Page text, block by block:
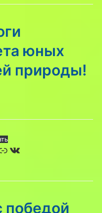
юных
природы!
ВКонтакте
победой